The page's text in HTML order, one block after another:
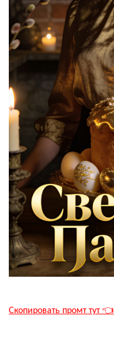
Скопировать промт тут 👈